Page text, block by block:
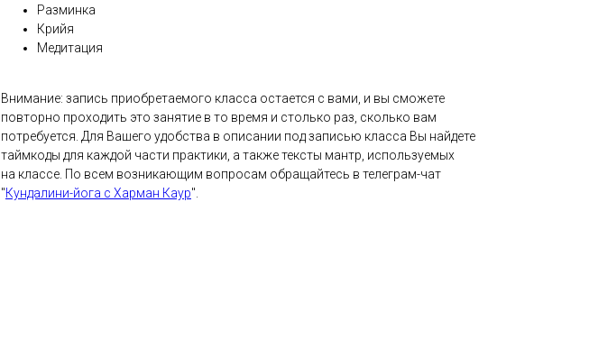
Разминка
Крийя
Медитация
Внимание: запись приобретаемого класса остается с вами, и вы сможете
повторно проходить это занятие в то время и столько раз, сколько вам
потребуется. Для Вашего удобства в описании под записью класса Вы найдете
таймкоды для каждой части практики, а также тексты мантр, используемых
на классе. По всем возникающим вопросам обращайтесь в телеграм-чат
"Кундалини-йога с Харман Каур".